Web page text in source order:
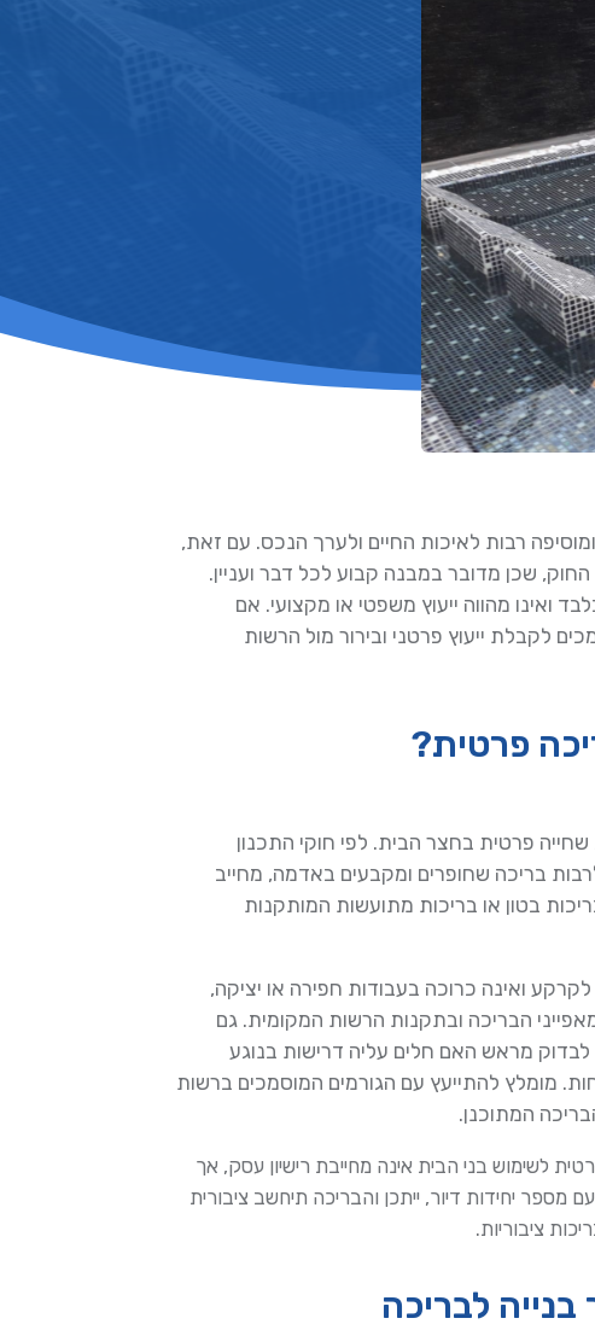
רבות לאיכות החיים ולערך הנכס. עם זאת,
שכן מדובר במבנה קבוע לכל דבר ועניין.
ואינו מהווה ייעוץ משפטי או מקצועי. אם
לקבלת ייעוץ פרטני ובירור מול הרשות
פרטית?
פרטית בחצר הבית. לפי חוקי התכנון
בריכה שחופרים ומקבעים באדמה, מחייב
בטון או בריכות מתועשות המותקנות
ואינה כרוכה בעבודות חפירה או יציקה,
הבריכה ובתקנות הרשות המקומית. גם
מראש האם חלים עליה דרישות בנוגע
מומלץ להתייעץ עם הגורמים המוסמכים ברשות
המתוכנן.
לשימוש בני הבית אינה מחייבת רישיון עסק, אך
יחידות דיור, ייתכן והבריכה תיחשב ציבורית
ציבוריות.
לבריכה